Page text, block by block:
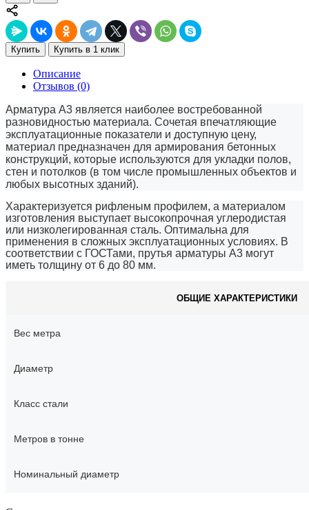
Купить Купить в 1 клик
Описание
Отзывов (0)
Арматура А3 является наиболее востребованной
разновидностью материала. Сочетая впечатляющие
эксплуатационные показатели и доступную цену,
материал предназначен для армирования бетонных
конструкций, которые используются для укладки полов,
стен и потолков (в том числе промышленных объектов и
любых высотных зданий).
Характеризуется рифленым профилем, а материалом
изготовления выступает высокопрочная углеродистая
или низколегированная сталь. Оптимальна для
применения в сложных эксплуатационных условиях. В
соответствии с ГОСТами, прутья арматуры А3 могут
иметь толщину от 6 до 80 мм.
ОБЩИЕ ХАРАКТЕРИСТИКИ
Вес метра
Диаметр
Класс стали
Метров в тонне
Номинальный диаметр